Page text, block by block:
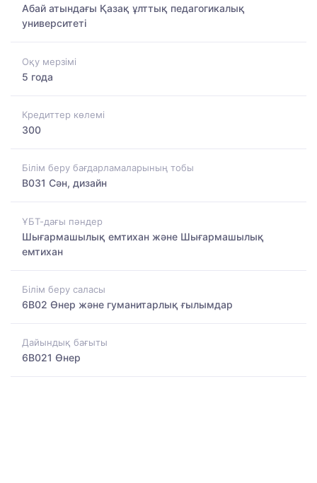
Абай атындағы Қазақ ұлттық педагогикалық
университеті
Оқу мерзімі
5 года
Кредиттер көлемі
300
Білім беру бағдарламаларының тобы
B031 Сән, дизайн
ҰБТ-дағы пәндер
Шығармашылық емтихан және Шығармашылық
емтихан
Білім беру саласы
6B02 Өнер және гуманитарлық ғылымдар
Дайындық бағыты
6B021 Өнер